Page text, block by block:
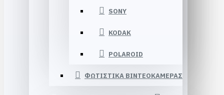
SONY
KODAK
POLAROID
ΦΩΤΙΣΤΙΚΑ ΒΙΝΤΕΟΚΑΜΕΡΑΣ